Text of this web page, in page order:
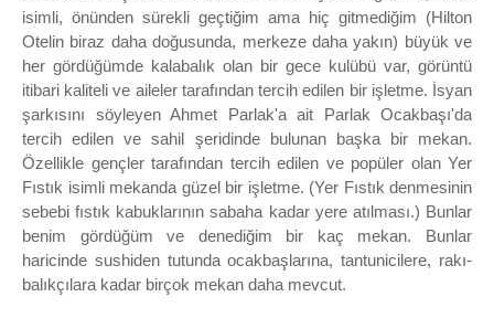
isimli, önünden sürekli geçtiğim ama hiç gitmediğim (Hilton
Otelin biraz daha doğusunda, merkeze daha yakın) büyük ve
her gördüğümde kalabalık olan bir gece kulübü var, görüntü
itibari kaliteli ve aileler tarafından tercih edilen bir işletme. İsyan
şarkısını söyleyen Ahmet Parlak'a ait Parlak Ocakbaşı'da
tercih edilen ve sahil şeridinde bulunan başka bir mekan.
Özellikle gençler tarafından tercih edilen ve popüler olan Yer
Fıstık isimli mekanda güzel bir işletme. (Yer Fıstık denmesinin
sebebi fıstık kabuklarının sabaha kadar yere atılması.) Bunlar
benim gördüğüm ve denediğim bir kaç mekan. Bunlar
haricinde sushiden tutunda ocakbaşlarına, tantunicilere, rakı-
balıkçılara kadar birçok mekan daha mevcut.